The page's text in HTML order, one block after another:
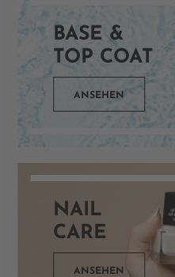
BASE &
TOP COAT
ANSEHEN
NAIL
CARE
ANSEHEN